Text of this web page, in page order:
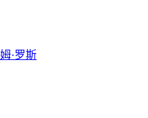
·罗斯